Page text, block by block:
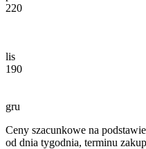
220
lis
190
gru
Ceny szacunkowe na
od dnia tygodnia, terminu